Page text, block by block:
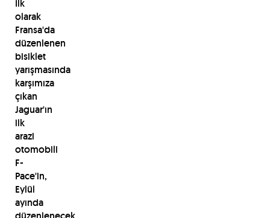
İlk
olarak
Fransa'da
düzenlenen
bisiklet
yarışmasında
karşımıza
çıkan
Jaguar'ın
ilk
arazi
otomobili
F-
Pace'in,
Eylül
ayında